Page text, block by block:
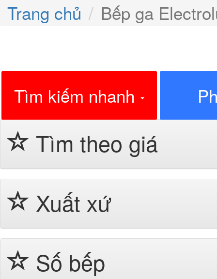
Trang chủ Bếp ga
Tìm kiếm nhanh
Tìm theo giá
Xuất xứ
Số bếp